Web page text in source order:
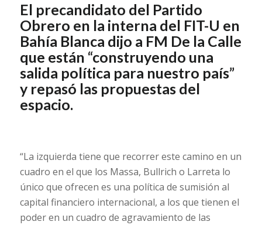
El precandidato del Partido
Obrero en la interna del FIT-U en
Bahía Blanca dijo a FM De la Calle
que están “construyendo una
salida política para nuestro país”
y repasó las propuestas del
espacio.
“La izquierda tiene que recorrer este camino en un
cuadro en el que los Massa, Bullrich o Larreta lo
único que ofrecen es una política de sumisión al
capital financiero internacional, a los que tienen el
poder en un cuadro de agravamiento de las